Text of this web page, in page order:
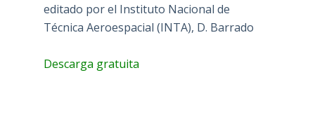
editado por el Instituto Nacional de
Técnica Aeroespacial (INTA), D. Barrado
Descarga gratuita